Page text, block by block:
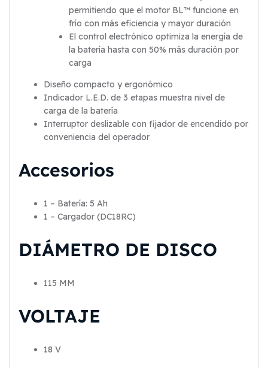
permitiendo que el motor BL™ funcione en
frío con más eficiencia y mayor duración
El control electrónico optimiza la energía de
la batería hasta con 50% más duración por
carga
Diseño compacto y ergonómico
Indicador L.E.D. de 3 etapas muestra nivel de
carga de la batería
Interruptor deslizable con fijador de encendido por
conveniencia del operador
Accesorios
1 – Batería: 5 Ah
1 – Cargador (DC18RC)
DIÁMETRO DE DISCO
115 MM
VOLTAJE
18 V